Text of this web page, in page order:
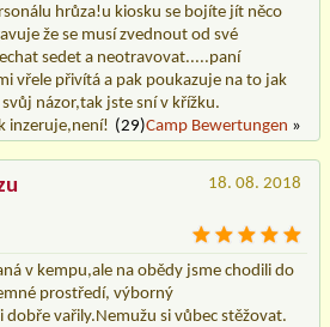
hrůza!u kiosku se bojíte jít něco
že se musí zvednout od své
sedet a neotravovat.....paní
vřele přivítá a pak poukazuje na to jak
názor,tak jste sní v křížku.
inzeruje,není! (29)Camp Bewertungen »
18. 08. 2018
v kempu,ale na obědy jsme chodili do
prostředí, výborný
vařily.Nemužu si vůbec stěžovat.